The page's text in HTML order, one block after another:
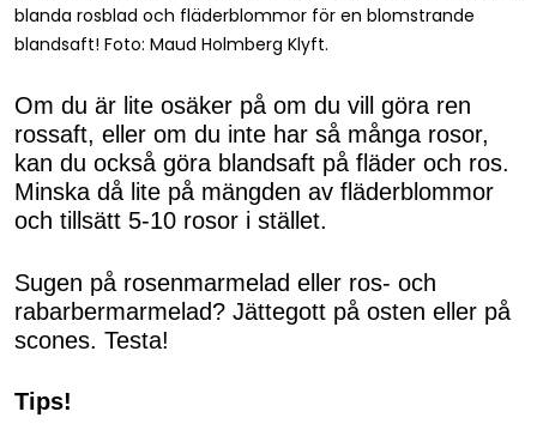
blanda rosblad och fläderblommor för en blomstrande
blandsaft! Foto: Maud Holmberg Klyft.
Om du är lite osäker på om du vill göra ren
rossaft, eller om du inte har så många rosor,
kan du också göra blandsaft på fläder och ros.
Minska då lite på mängden av fläderblommor
och tillsätt 5-10 rosor i stället.
Sugen på rosenmarmelad eller ros- och
rabarbermarmelad? Jättegott på osten eller på
scones. Testa!
Tips!